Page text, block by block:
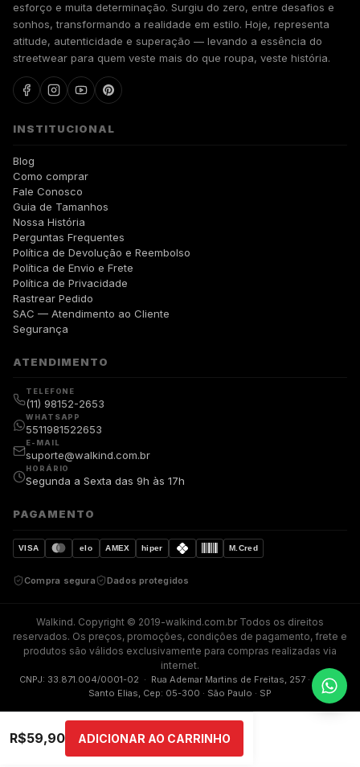
esforço e muita determinação. Surgiu do zero, entre desafios e
sonhos, transformando a realidade em estilo. Hoje, representa
atitude, autenticidade e superação — levando a essência do
streetwear para quem veste mais do que roupa, veste história.
INSTITUCIONAL
Blog
Como comprar
Fale Conosco
Guia de Tamanhos
Nossa História
Perguntas Frequentes
Política de Devolução e Reembolso
Política de Envio e Frete
Política de Privacidade
Rastrear Pedido
SAC — Atendimento ao Cliente
Segurança
ATENDIMENTO
TELEFONE
(11) 98152-2653
WHATSAPP
5511981522653
E-MAIL
suporte@walkind.com.br
HORÁRIO
Segunda a Sexta das 9h às 17h
PAGAMENTO
VISA elo AMEX hiper M.Cred
Compra segura Dados protegidos
Walkind. Copyright © 2019-walkind.com.br Todos os direitos
reservados. Os preços, promoções, condições de pagamento, frete e
produtos são válidos exclusivamente para compras realizadas via
internet.
CNPJ: 33.871.004/0001-02 · Rua Ademar Martins de Freitas, 257 · Jardim
Santo Elias, Cep: 05-300 · São Paulo · SP
R$59,90 ADICIONAR AO CARRINHO